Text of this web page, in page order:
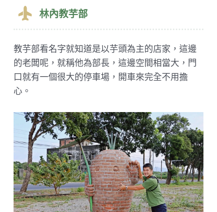
林內教芋部
教芋部看名字就知道是以芋頭為主的店家，這邊
的老闆呢，就稱他為部長，這邊空間相當大，門
口就有一個很大的停車場，開車來完全不用擔
心。